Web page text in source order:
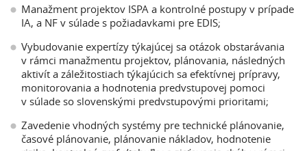
Manažment projektov ISPA a kontrolné postupy v prípade
IA, a NF v súlade s požiadavkami pre EDIS;
Vybudovanie expertízy týkajúcej sa otázok obstarávania
v rámci manažmentu projektov, plánovania, následných
aktivít a záležitostiach týkajúcich sa efektívnej prípravy,
monitorovania a hodnotenia predvstupovej pomoci
v súlade so slovenskými predvstupovými prioritami;
Zavedenie vhodných systémy pre technické plánovanie,
časové plánovanie, plánovanie nákladov, hodnotenie